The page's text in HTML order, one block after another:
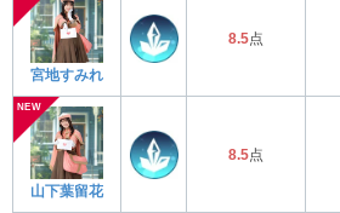
宮地すみれ
8.5点
山下葉留花
8.5点